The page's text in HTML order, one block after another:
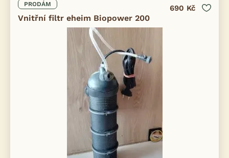
PRODÁM
Vnitřní filtr eheim Biopower 200
690 Kč